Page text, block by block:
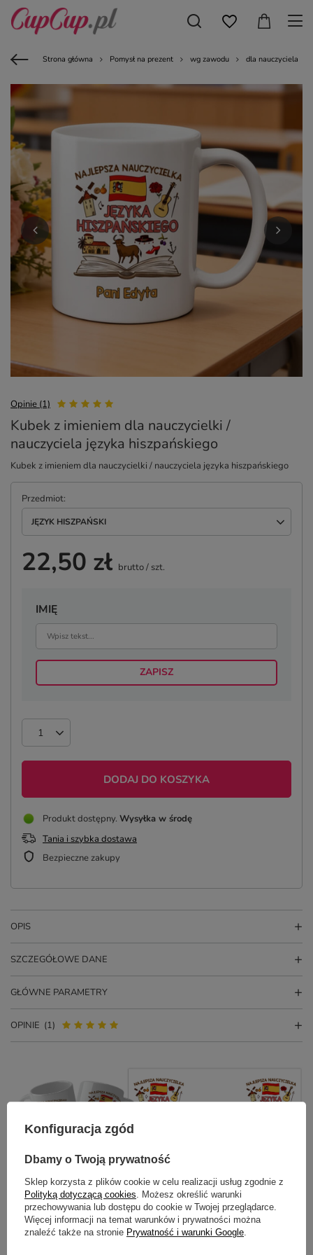
Strona główna Pomysł na prezent wg zawodu dla nauczyciela
Opinie (1)
Kubek z imieniem dla nauczycielki /
nauczyciela języka hiszpańskiego
Kubek z imieniem dla nauczycielki / nauczyciela języka hiszpańskiego
Przedmiot
JĘZYK HISZPAŃSKI
22,50 zł brutto/ szt.
IMIĘ
ZAPISZ
DODAJ DO KOSZYKA
Produkt dostępny Wysyłka w środę
Tania i szybka dostawa
Bezpieczne zakupy
OPIS
SZCZEGÓŁOWE DANE
GŁÓWNE PARAMETRY
OPINIE (1)
Potrzebujesz pomocy? Masz pytania?
Zadaj pytanie a my odpowiemy
niezwłocznie, najciekawsze pytania i
odpowiedzi publikując dla innych.
ZADAJ PYTANIE
Konfiguracja zgód
Dbamy o Twoją prywatność
Sklep korzysta z plików cookie w celu realizacji usług zgodnie z
Polityką dotyczącą cookies . Możesz określić warunki
przechowywania lub dostępu do cookie w Twojej przeglądarce.
Więcej informacji na temat warunków i prywatności można
znaleźć także na stronie Prywatność i warunki Google